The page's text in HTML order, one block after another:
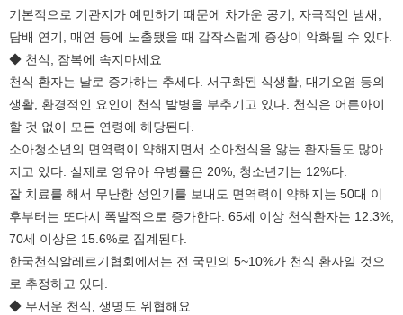
기본적으로 기관지가 예민하기 때문에 차가운 공기, 자극적인 냄새,
담배 연기, 매연 등에 노출됐을 때 갑작스럽게 증상이 악화될 수 있다.
◆ 천식, 잠복에 속지마세요
천식 환자는 날로 증가하는 추세다. 서구화된 식생활, 대기오염 등의
생활, 환경적인 요인이 천식 발병을 부추기고 있다. 천식은 어른아이
할 것 없이 모든 연령에 해당된다.
소아청소년의 면역력이 약해지면서 소아천식을 앓는 환자들도 많아
지고 있다. 실제로 영유아 유병률은 20%, 청소년기는 12%다.
잘 치료를 해서 무난한 성인기를 보내도 면역력이 약해지는 50대 이
후부터는 또다시 폭발적으로 증가한다. 65세 이상 천식환자는 12.3%,
70세 이상은 15.6%로 집계된다.
한국천식알레르기협회에서는 전 국민의 5~10%가 천식 환자일 것으
로 추정하고 있다.
◆ 무서운 천식, 생명도 위협해요